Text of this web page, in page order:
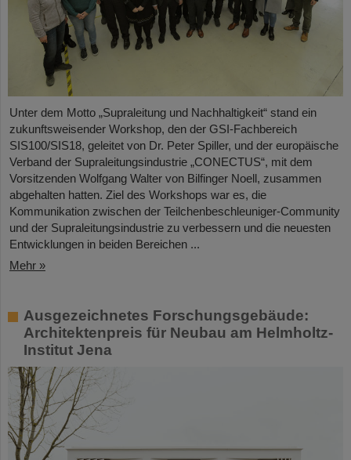
Unter dem Motto „Supraleitung und Nachhaltigkeit“ stand ein
zukunftsweisender Workshop, den der GSI-Fachbereich
SIS100/SIS18, geleitet von Dr. Peter Spiller, und der europäische
Verband der Supraleitungsindustrie „CONECTUS“, mit dem
Vorsitzenden Wolfgang Walter von Bilfinger Noell, zusammen
abgehalten hatten. Ziel des Workshops war es, die
Kommunikation zwischen der Teilchenbeschleuniger-Community
und der Supraleitungsindustrie zu verbessern und die neuesten
Entwicklungen in beiden Bereichen ...
Mehr »
Ausgezeichnetes Forschungsgebäude:
Architektenpreis für Neubau am Helmholtz-
Institut Jena